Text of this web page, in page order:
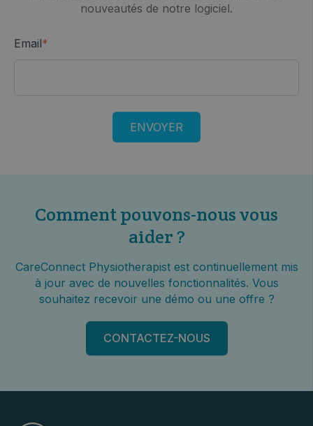
nouveautés de notre logiciel.
Email*
Comment pouvons-nous vous
aider ?
CareConnect Physiotherapist est continuellement mis
à jour avec de nouvelles fonctionnalités. Vous
souhaitez recevoir une démo ou une offre ?
CONTACTEZ-NOUS